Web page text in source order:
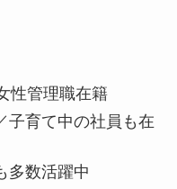
性管理職在籍
子育て中の社員も在
多数活躍中